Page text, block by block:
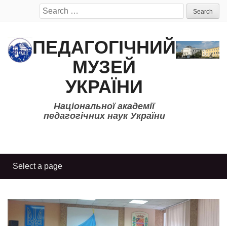
Search
for:
ПЕДАГОГІЧНИЙ
МУЗЕЙ
УКРАЇНИ
Національної академії
педагогічних наук України